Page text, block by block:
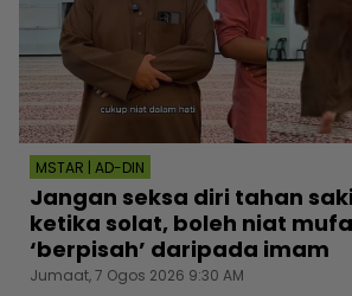
MSTAR | AD-DIN
Jangan seksa diri tahan
ketika solat, boleh niat
‘berpisah’ daripada imam
Jumaat, 7 Ogos 2026 9:30 AM